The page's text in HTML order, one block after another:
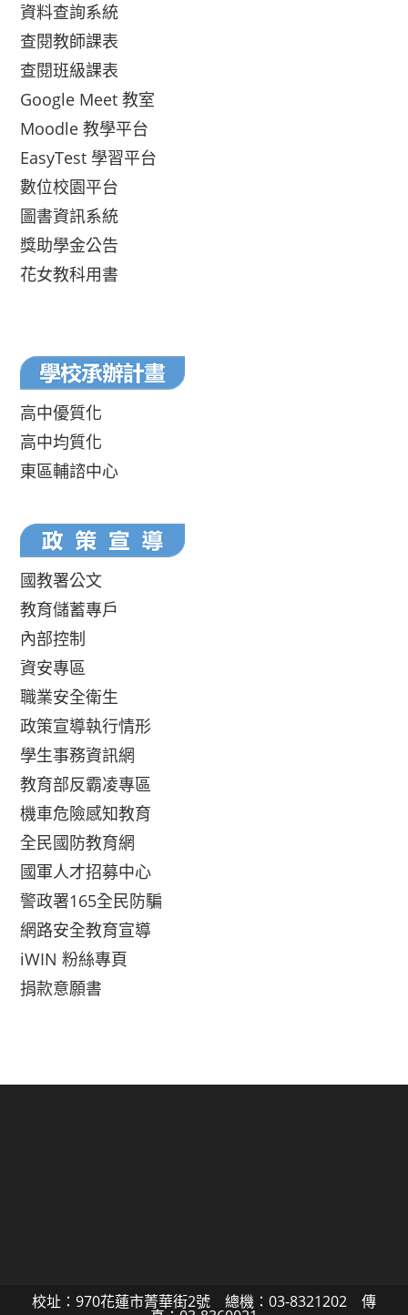
資料查詢系統
查閱教師課表
查閱班級課表
Google Meet 教室
Moodle 教學平台
EasyTest 學習平台
數位校園平台
圖書資訊系統
獎助學金公告
花女教科用書
高中優質化
高中均質化
東區輔諮中心
國教署公文
教育儲蓄專戶
內部控制
資安專區
職業安全衛生
政策宣導執行情形
學生事務資訊網
教育部反霸凌專區
機車危險感知教育
全民國防教育網
國軍人才招募中心
警政署165全民防騙
網路安全教育宣導
iWIN 粉絲專頁
捐款意願書
校址：970花蓮市菁華街2號 總機：03-8321202 傳